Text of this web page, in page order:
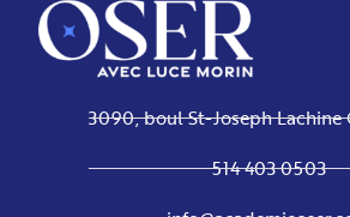
3090, boul St-Joseph Lachine
514 403 0503